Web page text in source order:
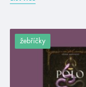
žebříčky